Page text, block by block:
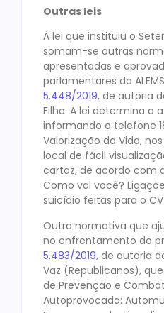
Outras leis
À lei que instituiu o
somam-se outras
apresentadas e
parlamentares da
5.448/2019, de autoria
Filho. A lei determina a
informando o telefone
Valorização da Vida,
local de fácil
cartaz, de acordo com a
Como vai você?
suicídio feitas para o
Outra normativa que
no enfrentamento do
5.483/2019, de autoria
Vaz (Republicanos),
de Prevenção e
Autoprovocada: